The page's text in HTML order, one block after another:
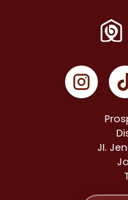
Properti
Properti
Properti
Properti
Properti
Properti
Properti
Properti
Properti
JI.